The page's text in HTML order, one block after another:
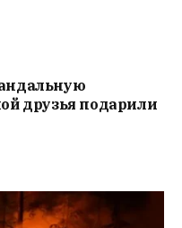
друзья подарили